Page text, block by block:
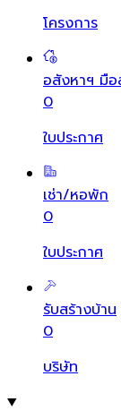
โครงการ
อสังหาฯ มื
0
ใบประกาศ
เช่า/หอพัก
0
ใบประกาศ
รับสร้างบ้าน
0
บริษัท